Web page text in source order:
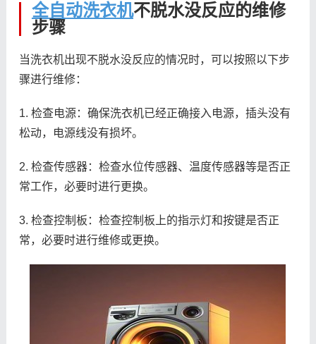
全自动洗衣机不脱水没反应的维修
步骤
当洗衣机出现不脱水没反应的情况时，可以按照以下步
骤进行维修：
1. 检查电源：确保洗衣机已经正确接入电源，插头没有
松动，电源线没有损坏。
2. 检查传感器：检查水位传感器、温度传感器等是否正
常工作，必要时进行更换。
3. 检查控制板：检查控制板上的指示灯和按键是否正
常，必要时进行维修或更换。